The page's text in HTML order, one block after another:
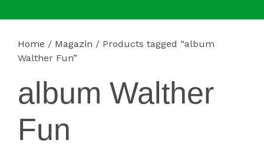
Home / Magazin / Products tagged “album
Walther Fun”
album Walther
Fun